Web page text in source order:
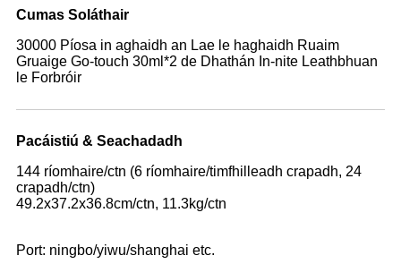
Cumas Soláthair
30000 Píosa in aghaidh an Lae le haghaidh Ruaim
Gruaige Go-touch 30ml*2 de Dhathán In-nite Leathbhuan
le Forbróir
Pacáistiú & Seachadadh
144 ríomhaire/ctn (6 ríomhaire/timfhilleadh crapadh, 24
crapadh/ctn)
49.2x37.2x36.8cm/ctn, 11.3kg/ctn
Port: ningbo/yiwu/shanghai etc.